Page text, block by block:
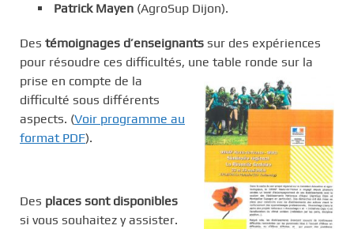
Patrick Mayen (AgroSup Dijon).
Des témoignages d’enseignants sur des expériences
pour résoudre ces difficultés, une table ronde sur la
prise en compte de la
difficulté sous différents
aspects. (Voir programme au
format PDF).
Des places sont disponibles
si vous souhaitez y assister.